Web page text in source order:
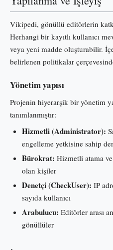
Vikipedi, gönüllü editörlerin
Herhangi bir kayıtlı kullanıcı
veya yeni madde oluşturabilir.
belirlenen politikalar
Yönetim yapısı
Projenin hiyerarşik bir yönetim
tanımlanmıştır:
Hizmetli (Administrator):
engelleme yetkisine sahip
Bürokrat: Hizmetli atama
olan kişiler
Denetçi (CheckUser): IP
sayıda kullanıcı
Arabulucu: Editörler arası
gönüllüler